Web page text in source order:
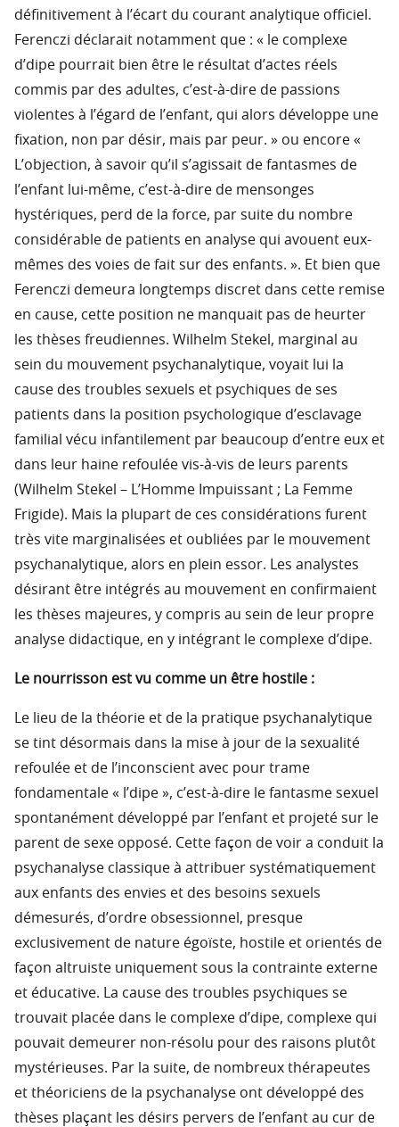
définitivement à l’écart du courant analytique officiel.
Ferenczi déclarait notamment que : « le complexe
d’dipe pourrait bien être le résultat d’actes réels
commis par des adultes, c’est-à-dire de passions
violentes à l’égard de l’enfant, qui alors développe une
fixation, non par désir, mais par peur. » ou encore «
L’objection, à savoir qu’il s’agissait de fantasmes de
l’enfant lui-même, c’est-à-dire de mensonges
hystériques, perd de la force, par suite du nombre
considérable de patients en analyse qui avouent eux-
mêmes des voies de fait sur des enfants. ». Et bien que
Ferenczi demeura longtemps discret dans cette remise
en cause, cette position ne manquait pas de heurter
les thèses freudiennes. Wilhelm Stekel, marginal au
sein du mouvement psychanalytique, voyait lui la
cause des troubles sexuels et psychiques de ses
patients dans la position psychologique d’esclavage
familial vécu infantilement par beaucoup d’entre eux et
dans leur haine refoulée vis-à-vis de leurs parents
(Wilhelm Stekel – L’Homme Impuissant ; La Femme
Frigide). Mais la plupart de ces considérations furent
très vite marginalisées et oubliées par le mouvement
psychanalytique, alors en plein essor. Les analystes
désirant être intégrés au mouvement en confirmaient
les thèses majeures, y compris au sein de leur propre
analyse didactique, en y intégrant le complexe d’dipe.
Le nourrisson est vu comme un être hostile :
Le lieu de la théorie et de la pratique psychanalytique
se tint désormais dans la mise à jour de la sexualité
refoulée et de l’inconscient avec pour trame
fondamentale « l’dipe », c’est-à-dire le fantasme sexuel
spontanément développé par l’enfant et projeté sur le
parent de sexe opposé. Cette façon de voir a conduit la
psychanalyse classique à attribuer systématiquement
aux enfants des envies et des besoins sexuels
démesurés, d’ordre obsessionnel, presque
exclusivement de nature égoïste, hostile et orientés de
façon altruiste uniquement sous la contrainte externe
et éducative. La cause des troubles psychiques se
trouvait placée dans le complexe d’dipe, complexe qui
pouvait demeurer non-résolu pour des raisons plutôt
mystérieuses. Par la suite, de nombreux thérapeutes
et théoriciens de la psychanalyse ont développé des
thèses plaçant les désirs pervers de l’enfant au cur de